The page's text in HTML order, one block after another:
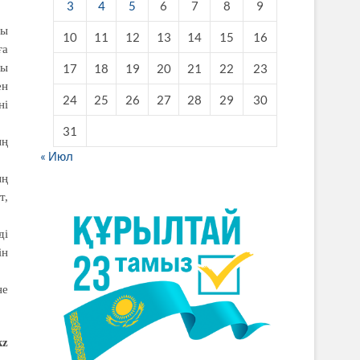
3 4 5 6 7 8 9
10 11 12 13 14 15 16
17 18 19 20 21 22 23
24 25 26 27 28 29 30
31
« Июл